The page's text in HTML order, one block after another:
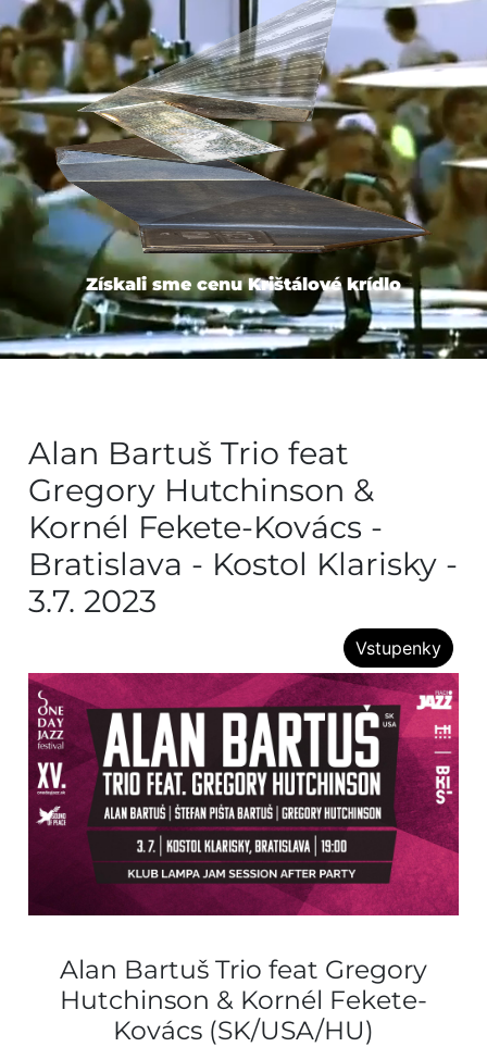
Získali sme cenu Krištálové krídlo
Alan Bartuš Trio feat
Gregory Hutchinson &
Kornél Fekete-Kovács -
Bratislava - Kostol Klarisky -
3.7. 2023
Vstupenky
Alan Bartuš Trio feat Gregory
Hutchinson & Kornél Fekete-
Kovács (SK/USA/HU)